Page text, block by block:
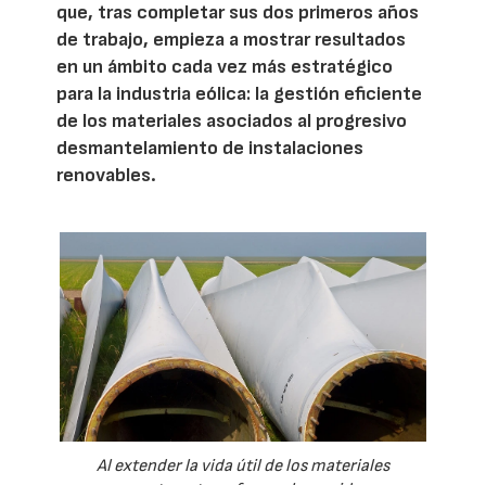
que, tras completar sus dos primeros años
de trabajo, empieza a mostrar resultados
en un ámbito cada vez más estratégico
para la industria eólica: la gestión eficiente
de los materiales asociados al progresivo
desmantelamiento de instalaciones
renovables.
Al extender la vida útil de los materiales